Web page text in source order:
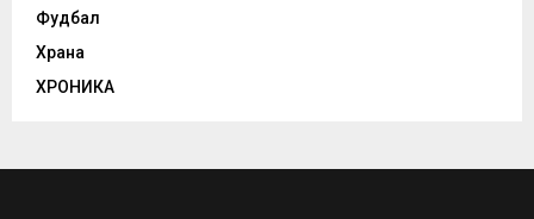
Фудбал
Храна
ХРОНИКА